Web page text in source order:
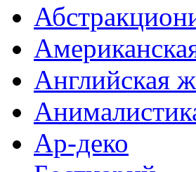
Английская
Ар-деко